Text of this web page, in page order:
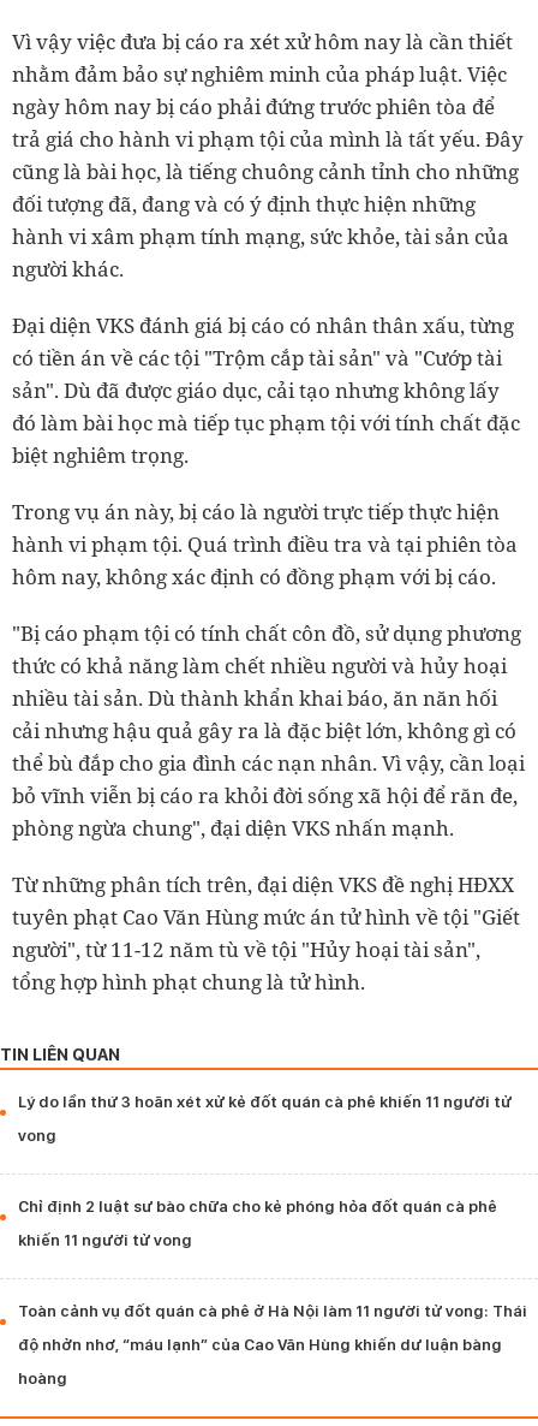
Vì vậy việc đưa bị cáo ra xét xử hôm nay là cần thiết
nhằm đảm bảo sự nghiêm minh của pháp luật. Việc
ngày hôm nay bị cáo phải đứng trước phiên tòa để
trả giá cho hành vi phạm tội của mình là tất yếu. Đây
cũng là bài học, là tiếng chuông cảnh tỉnh cho những
đối tượng đã, đang và có ý định thực hiện những
hành vi xâm phạm tính mạng, sức khỏe, tài sản của
người khác.
Đại diện VKS đánh giá bị cáo có nhân thân xấu, từng
có tiền án về các tội "Trộm cắp tài sản" và "Cướp tài
sản". Dù đã được giáo dục, cải tạo nhưng không lấy
đó làm bài học mà tiếp tục phạm tội với tính chất đặc
biệt nghiêm trọng.
Trong vụ án này, bị cáo là người trực tiếp thực hiện
hành vi phạm tội. Quá trình điều tra và tại phiên tòa
hôm nay, không xác định có đồng phạm với bị cáo.
"Bị cáo phạm tội có tính chất côn đồ, sử dụng phương
thức có khả năng làm chết nhiều người và hủy hoại
nhiều tài sản. Dù thành khẩn khai báo, ăn năn hối
cải nhưng hậu quả gây ra là đặc biệt lớn, không gì có
thể bù đắp cho gia đình các nạn nhân. Vì vậy, cần loại
bỏ vĩnh viễn bị cáo ra khỏi đời sống xã hội để răn đe,
phòng ngừa chung", đại diện VKS nhấn mạnh.
Từ những phân tích trên, đại diện VKS đề nghị HĐXX
tuyên phạt Cao Văn Hùng mức án tử hình về tội "Giết
người", từ 11-12 năm tù về tội "Hủy hoại tài sản",
tổng hợp hình phạt chung là tử hình.
TIN LIÊN QUAN
Lý do lần thứ 3 hoãn xét xử kẻ đốt quán cà phê khiến 11 người tử
vong
Chỉ định 2 luật sư bào chữa cho kẻ phóng hỏa đốt quán cà phê
khiến 11 người tử vong
Toàn cảnh vụ đốt quán cà phê ở Hà Nội làm 11 người tử vong: Thái
độ nhởn nhơ, “máu lạnh” của Cao Văn Hùng khiến dư luận bàng
hoàng